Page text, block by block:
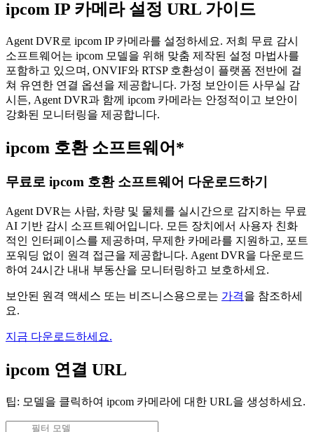
ipcom IP 카메라 설정 URL 가이드
Agent DVR로 ipcom IP 카메라를 설정하세요. 저희 무료 감시
소프트웨어는 ipcom 모델을 위해 맞춤 제작된 설정 마법사를
포함하고 있으며, ONVIF와 RTSP 호환성이 플랫폼 전반에 걸
쳐 유연한 연결 옵션을 제공합니다. 가정 보안이든 사무실 감
시든, Agent DVR과 함께 ipcom 카메라는 안정적이고 보안이
강화된 모니터링을 제공합니다.
ipcom 호환 소프트웨어*
무료로 ipcom 호환 소프트웨어 다운로드하기
Agent DVR는 사람, 차량 및 물체를 실시간으로 감지하는 무료
AI 기반 감시 소프트웨어입니다. 모든 장치에서 사용자 친화
적인 인터페이스를 제공하며, 무제한 카메라를 지원하고, 포트
포워딩 없이 원격 접근을 제공합니다. Agent DVR을 다운로드
하여 24시간 내내 부동산을 모니터링하고 보호하세요.
보안된 원격 액세스 또는 비즈니스용으로는 가격을 참조하세
요.
지금 다운로드하세요.
ipcom 연결 URL
팁: 모델을 클릭하여 ipcom 카메라에 대한 URL을 생성하세요.